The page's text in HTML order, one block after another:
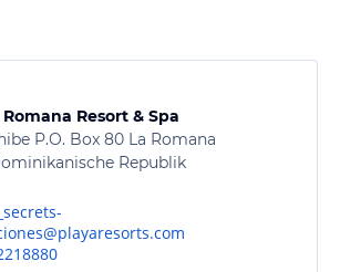
Resort & Spa
P.O. Box 80 La Romana
Republik